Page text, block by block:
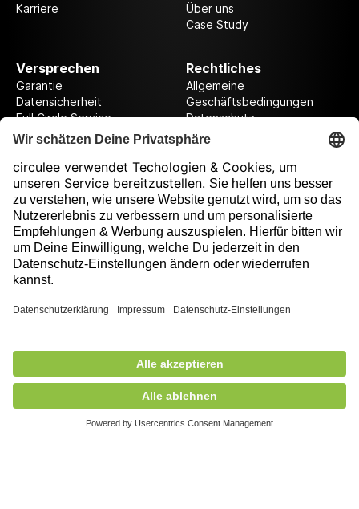
5,90 €
Nicht auf Lager
Karriere
Über uns
Case Study
Versprechen
Garantie
Datensicherheit
Full Circle Service
Rechtliches
Allgemeine
Geschäftsbedingungen
Datenschutz
Datenschutzeinstellungen
Folge uns auf unserer Reise!
Ausgezeichnet durch